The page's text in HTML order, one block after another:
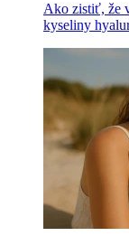
Ako zistiť, že
kyseliny